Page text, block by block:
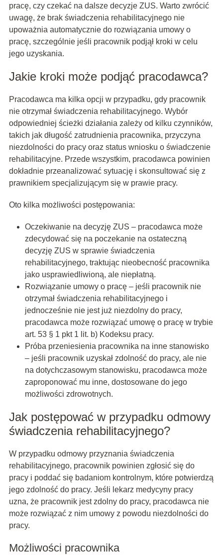
pracę, czy czekać na dalsze decyzje ZUS. Warto zwrócić
uwagę, że brak świadczenia rehabilitacyjnego nie
upoważnia automatycznie do rozwiązania umowy o
pracę, szczególnie jeśli pracownik podjął kroki w celu
jego uzyskania.
Jakie kroki może podjąć pracodawca?
Pracodawca ma kilka opcji w przypadku, gdy pracownik
nie otrzymał świadczenia rehabilitacyjnego. Wybór
odpowiedniej ścieżki działania zależy od kilku czynników,
takich jak długość zatrudnienia pracownika, przyczyna
niezdolności do pracy oraz status wniosku o świadczenie
rehabilitacyjne. Przede wszystkim, pracodawca powinien
dokładnie przeanalizować sytuację i skonsultować się z
prawnikiem specjalizującym się w prawie pracy.
Oto kilka możliwości postępowania:
Oczekiwanie na decyzję ZUS – pracodawca może
zdecydować się na poczekanie na ostateczną
decyzję ZUS w sprawie świadczenia
rehabilitacyjnego, traktując nieobecność pracownika
jako usprawiedliwioną, ale niepłatną.
Rozwiązanie umowy o pracę – jeśli pracownik nie
otrzymał świadczenia rehabilitacyjnego i
jednocześnie nie jest już niezdolny do pracy,
pracodawca może rozwiązać umowę o pracę w trybie
art. 53 § 1 pkt 1 lit. b) Kodeksu pracy.
Próba przeniesienia pracownika na inne stanowisko
– jeśli pracownik uzyskał zdolność do pracy, ale nie
na dotychczasowym stanowisku, pracodawca może
zaproponować mu inne, dostosowane do jego
możliwości zdrowotnych.
Jak postępować w przypadku odmowy
świadczenia rehabilitacyjnego?
W przypadku odmowy przyznania świadczenia
rehabilitacyjnego, pracownik powinien zgłosić się do
pracy i poddać się badaniom kontrolnym, które potwierdzą
jego zdolność do pracy. Jeśli lekarz medycyny pracy
uzna, że pracownik jest zdolny do pracy, pracodawca nie
może rozwiązać z nim umowy z powodu niezdolności do
pracy.
Możliwości pracownika